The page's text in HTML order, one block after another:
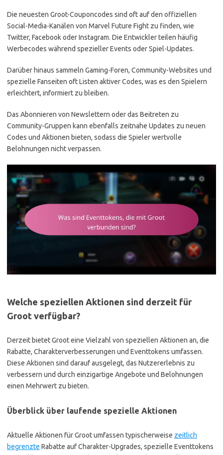
Die neuesten Groot-Couponcodes sind oft auf den offiziellen
Social-Media-Kanälen von Marvel Future Fight zu finden, wie
Twitter, Facebook oder Instagram. Die Entwickler teilen häufig
Werbecodes während spezieller Events oder Spiel-Updates.
Darüber hinaus sammeln Gaming-Foren, Community-Websites und
spezielle Fanseiten oft Listen aktiver Codes, was es den Spielern
erleichtert, informiert zu bleiben.
Das Abonnieren von Newslettern oder das Beitreten zu
Community-Gruppen kann ebenfalls zeitnahe Updates zu neuen
Codes und Aktionen bieten, sodass die Spieler wertvolle
Belohnungen nicht verpassen.
Welche speziellen Aktionen sind derzeit für
Groot verfügbar?
Derzeit bietet Groot eine Vielzahl von speziellen Aktionen an, die
Rabatte, Charakterverbesserungen und Eventtokens umfassen.
Diese Aktionen sind darauf ausgelegt, das Nutzererlebnis zu
verbessern und durch einzigartige Angebote und Belohnungen
einen Mehrwert zu bieten.
Überblick über laufende spezielle Aktionen
Aktuelle Aktionen für Groot umfassen typischerweise zeitlich
begrenzte Rabatte auf Charakter-Upgrades, spezielle Eventtokens